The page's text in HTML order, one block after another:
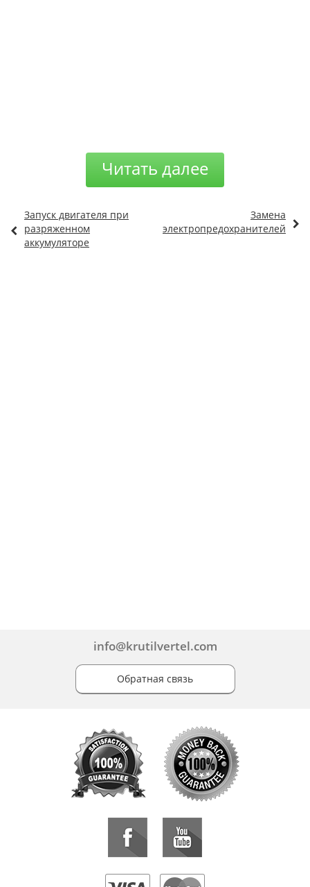
Читать далее
Запуск двигателя при
разряженном
аккумуляторе
Замена
электропредохранителей
info@krutilvertel.com
Обратная связь